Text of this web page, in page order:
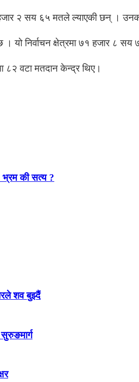
२ सय ६५ मतले ल्याएकी छन् ।
यो निर्वाचन क्षेत्रमा ७१ हजार ८
८२ वटा मतदान केन्द्र थिए।
भ्रम की सत्य ?
शव बुझ्दैं
सुरुङमार्ग